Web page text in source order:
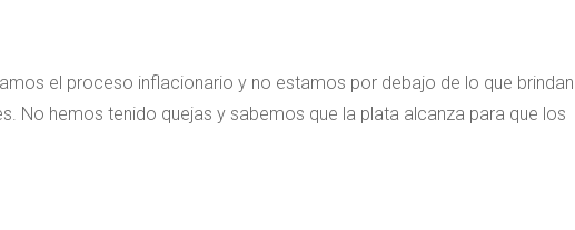
el proceso inflacionario y no estamos por debajo de lo que brindan
No hemos tenido quejas y sabemos que la plata alcanza para que los